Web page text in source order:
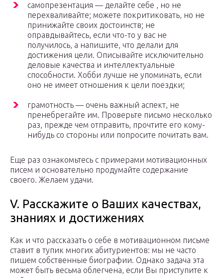
самопрезентация — делайте себе , но не
перехваливайте; можете покритиковать, но не
принижайте своих достоинств; не
оправдывайтесь, если что-то у вас не
получилось, а напишите, что делали для
достижения цели. Описывайте исключительно
деловые качества и интеллектуальные
способности. Хобби лучше не упоминать, если
оно не имеет отношения к цели поездки;
грамотность — очень важный аспект, не
пренебрегайте им. Проверьте письмо несколько
раз, прежде чем отправить, прочтите его кому-
нибудь со стороны или попросите почитать вам.
Еще раз ознакомьтесь с примерами мотивационных
писем и основательно продумайте содержание
своего. Желаем удачи.
V. Расскажите о Ваших качествах,
знаниях и достижениях
Как и что рассказать о себе в мотивационном письме
ставит в тупик многих абитуриентов: мы не часто
пишем собственные биографии. Однако задача эта
может быть весьма облегчена, если Вы приступите к